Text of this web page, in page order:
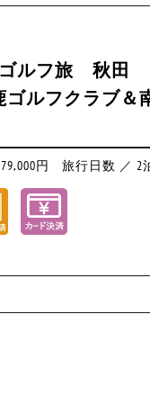
ルフ旅 秋田
ルフクラブ＆
円 旅行日数 ／ 2